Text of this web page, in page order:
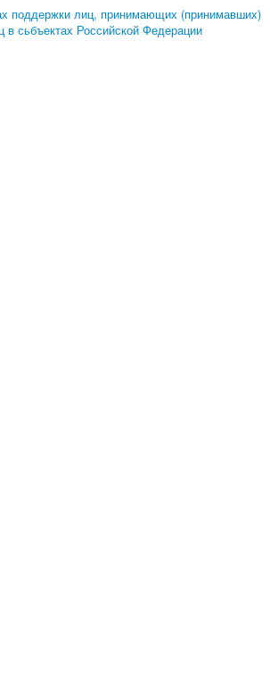
поддержки лиц, принимающих (принимавших)
в сьбъектах Российской Федерации